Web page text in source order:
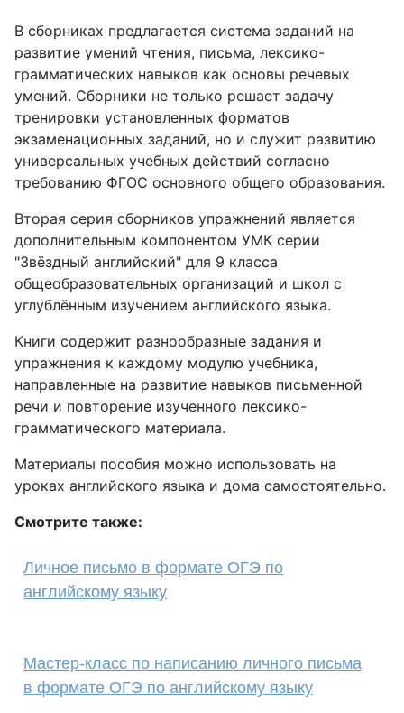
В сборниках предлагается система заданий на
развитие умений чтения, письма, лексико-
грамматических навыков как основы речевых
умений. Сборники не только решает задачу
тренировки установленных форматов
экзаменационных заданий, но и служит развитию
универсальных учебных действий согласно
требованию ФГОС основного общего образования.
Вторая серия сборников упражнений является
дополнительным компонентом УМК серии
"Звёздный английский" для 9 класса
общеобразовательных организаций и школ с
углублённым изучением английского языка.
Книги содержит разнообразные задания и
упражнения к каждому модулю учебника,
направленные на развитие навыков письменной
речи и повторение изученного лексико-
грамматического материала.
Материалы пособия можно использовать на
уроках английского языка и дома самостоятельно.
Смотрите также:
Личное письмо в формате ОГЭ по
английскому языку
Мастер-класс по написанию личного письма
в формате ОГЭ по английскому языку